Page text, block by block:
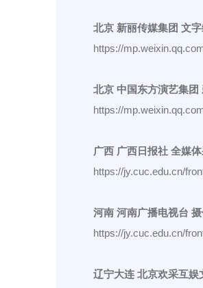
北京 新丽传媒集团 文
https://
北京 中国东方演艺集团
https://
广西 广西日报社 全媒
https://jy.cuc.edu.cn/
河南 河南广播电视台
https://jy.cuc.edu.cn/
辽宁大连 北京欢采互娱